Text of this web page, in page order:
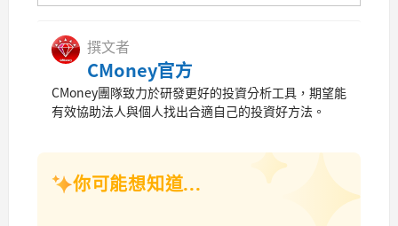
撰文者
CMoney官方
CMoney團隊致力於研發更好的投資分析工具，期望能
有效協助法人與個人找出合適自己的投資好方法。
你可能想知道...